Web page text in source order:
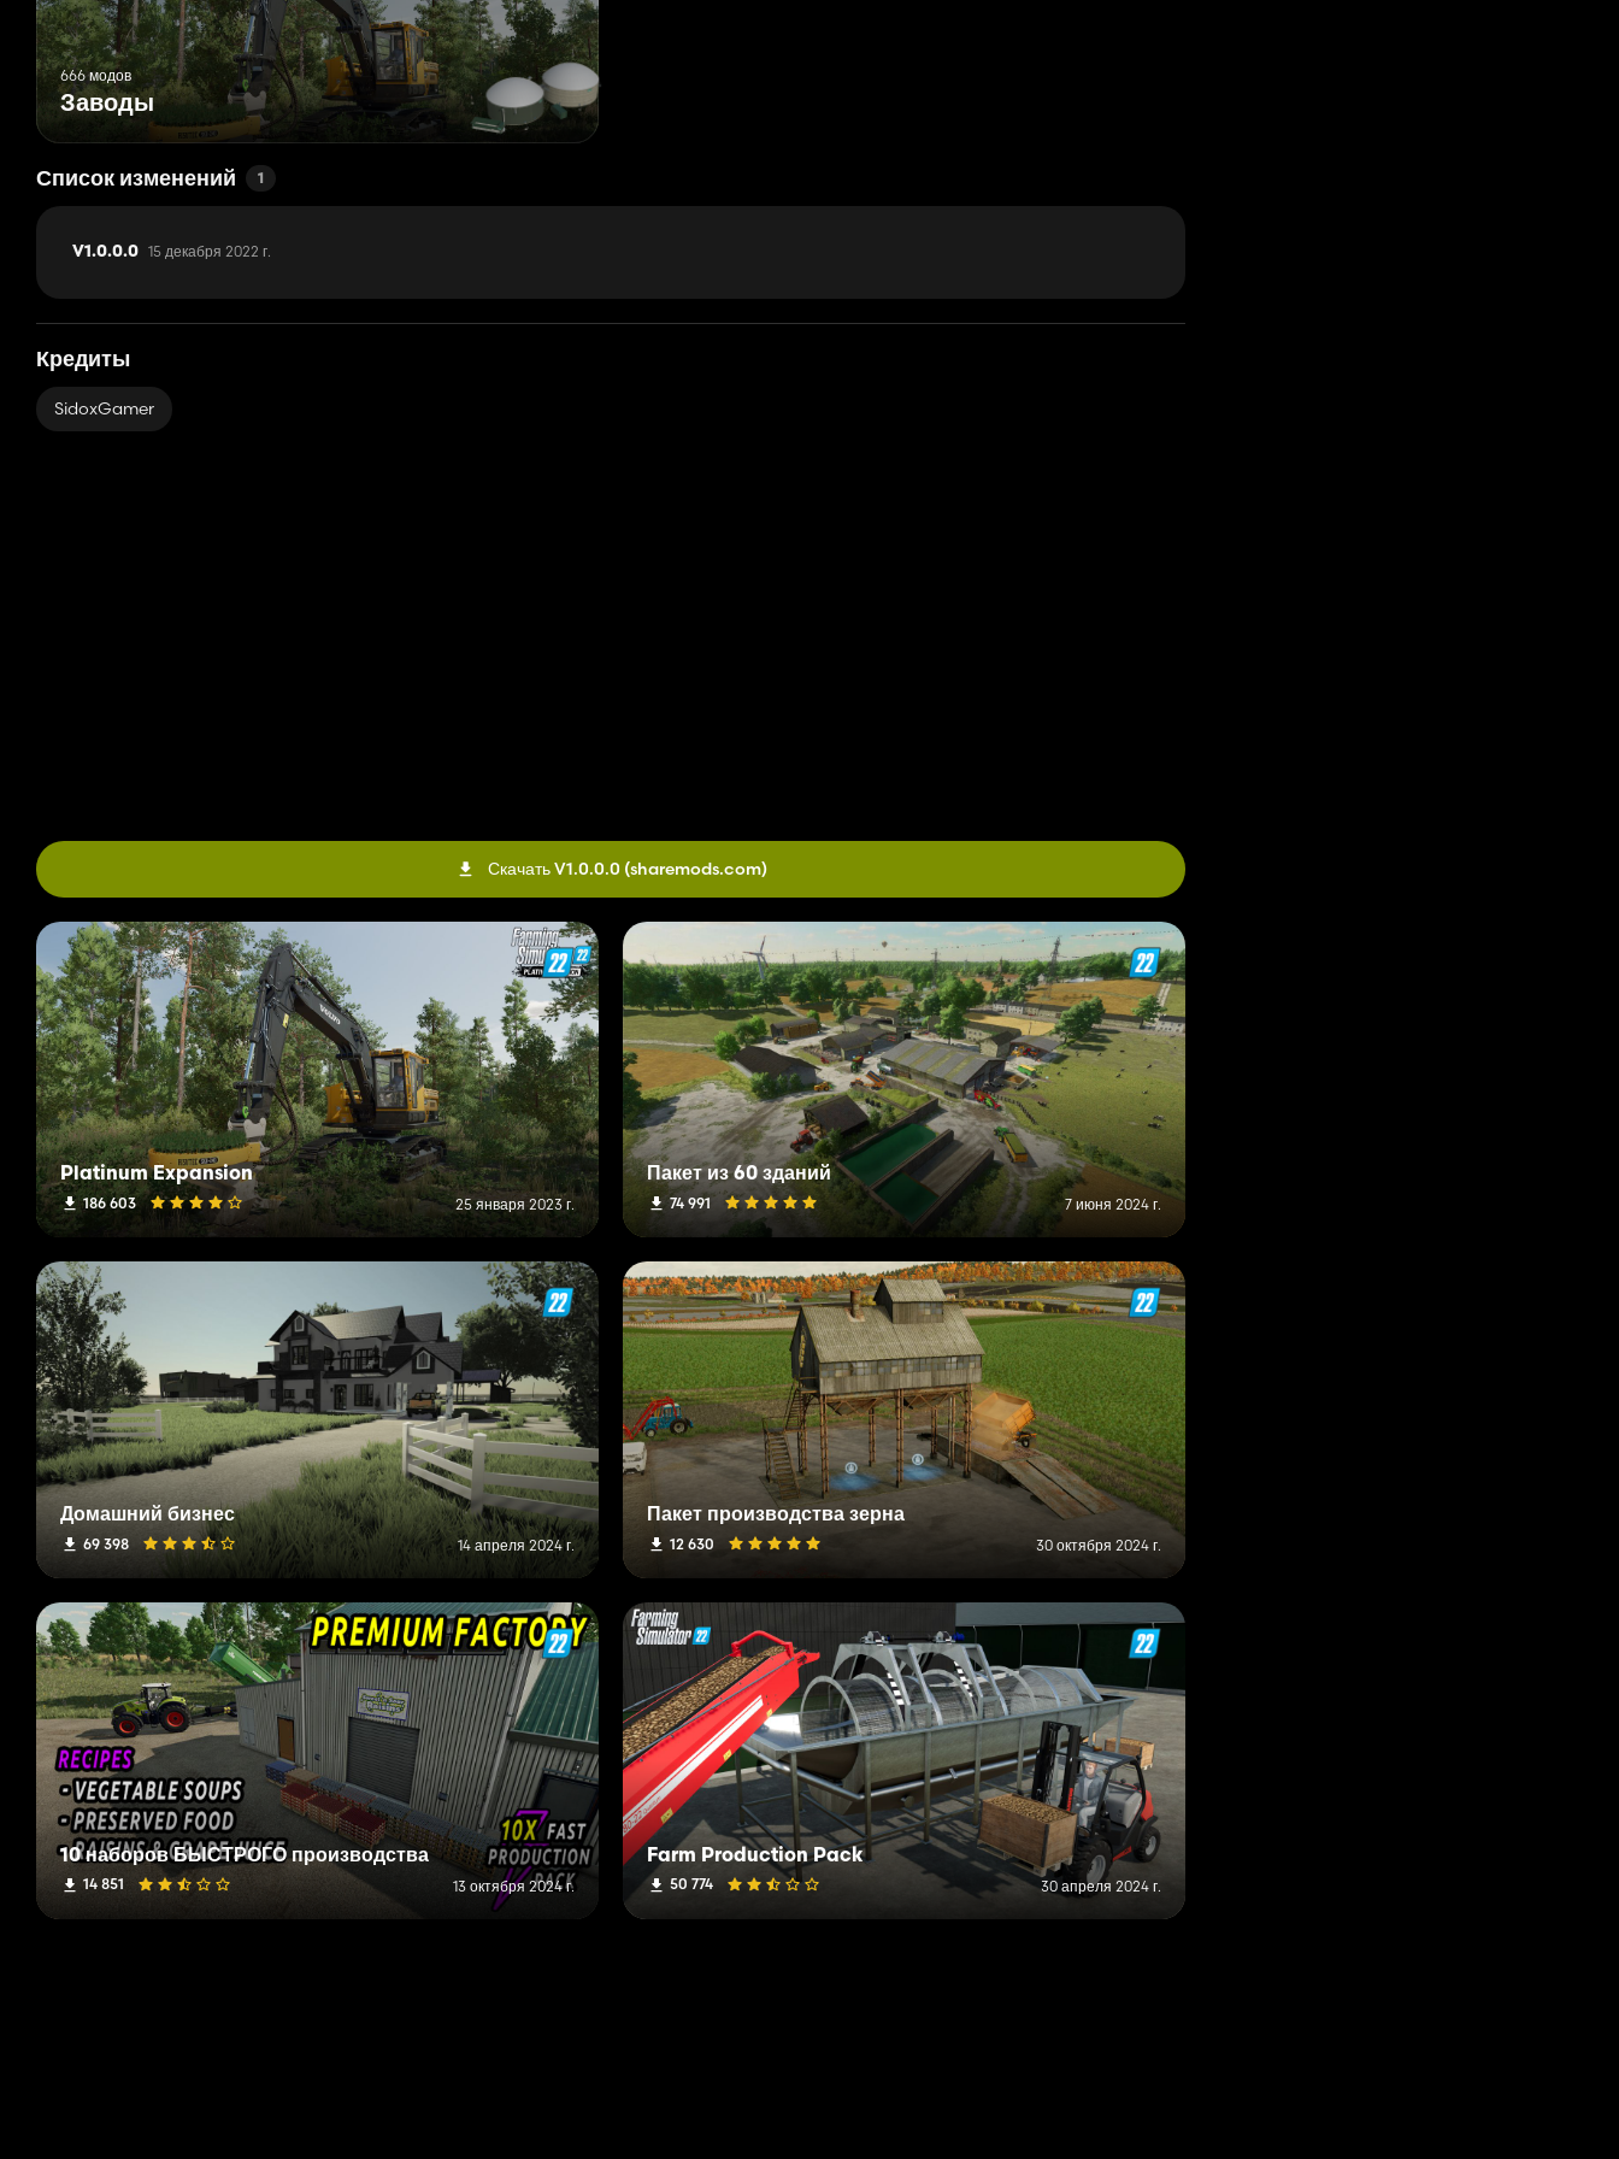
666 модов
Заводы
Список изменений 1
V1.0.0.0 15 декабря 2022 г.
Кредиты
SidoxGamer
Скачать V1.0.0.0 (sharemods.com)
Platinum Expansion
186 603 25 января 2023 г.
Пакет из 60 зданий
74 991 7 июня 2024 г.
Домашний бизнес
69 398 14 апреля 2024 г.
Пакет производства зерна
12 630 30 октября 2024 г.
10 наборов БЫСТРОГО производства
14 851 13 октября 2024 г.
Farm Production Pack
50 774 30 апреля 2024 г.